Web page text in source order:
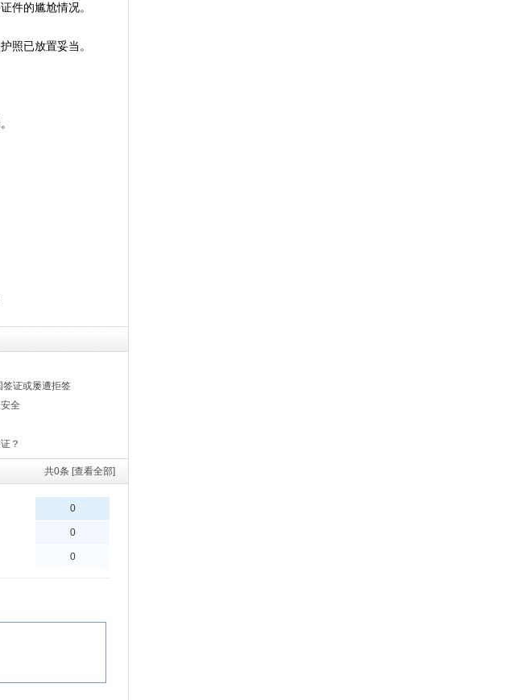
件的尴尬情况。
照已放置妥当。
签证或屡遭拒签
全
？
共0条 [查看全部]